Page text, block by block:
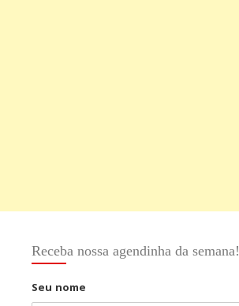
Receba nossa agendinha da semana!
Seu nome